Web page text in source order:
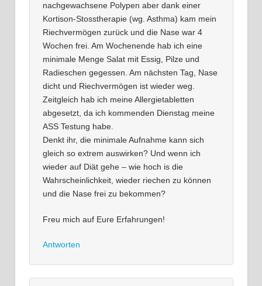
nachgewachsene Polypen aber dank einer
Kortison-Stosstherapie (wg. Asthma) kam mein
Riechvermögen zurück und die Nase war 4
Wochen frei. Am Wochenende hab ich eine
minimale Menge Salat mit Essig, Pilze und
Radieschen gegessen. Am nächsten Tag, Nase
dicht und Riechvermögen ist wieder weg.
Zeitgleich hab ich meine Allergietabletten
abgesetzt, da ich kommenden Dienstag meine
ASS Testung habe.
Denkt ihr, die minimale Aufnahme kann sich
gleich so extrem auswirken? Und wenn ich
wieder auf Diät gehe – wie hoch is die
Wahrscheinlichkeit, wieder riechen zu können
und die Nase frei zu bekommen?
Freu mich auf Eure Erfahrungen!
Antworten